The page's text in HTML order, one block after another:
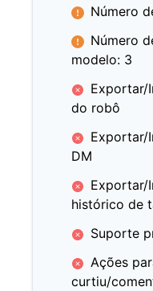
Número
Número
modelo: 3
Exportar/
do robô
Exportar/
DM
Exportar/
histórico de
Suporte
Ações
curtiu/